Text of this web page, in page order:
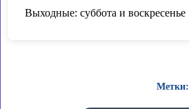
Выходные: суббота и воскресенье
Метки: